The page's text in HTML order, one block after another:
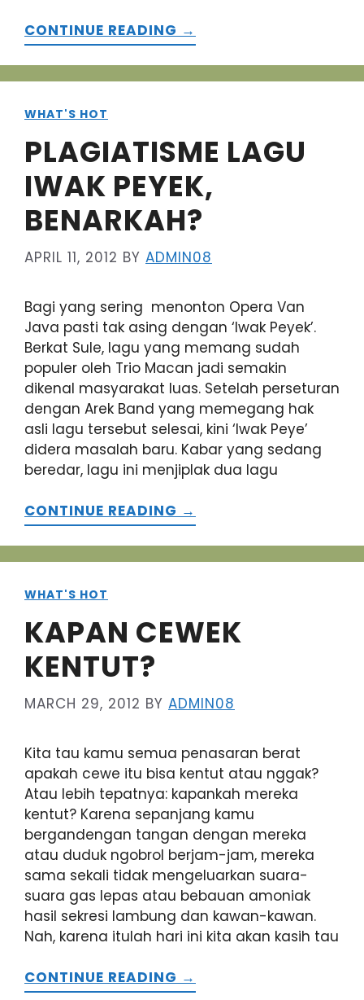
CONTINUE READING →
WHAT'S HOT
PLAGIATISME LAGU
IWAK PEYEK,
BENARKAH?
APRIL 11, 2012 BY ADMIN08
Bagi yang sering menonton Opera Van
Java pasti tak asing dengan ‘Iwak Peyek’.
Berkat Sule, lagu yang memang sudah
populer oleh Trio Macan jadi semakin
dikenal masyarakat luas. Setelah perseturan
dengan Arek Band yang memegang hak
asli lagu tersebut selesai, kini ‘Iwak Peye’
didera masalah baru. Kabar yang sedang
beredar, lagu ini menjiplak dua lagu
CONTINUE READING →
WHAT'S HOT
KAPAN CEWEK
KENTUT?
MARCH 29, 2012 BY ADMIN08
Kita tau kamu semua penasaran berat
apakah cewe itu bisa kentut atau nggak?
Atau lebih tepatnya: kapankah mereka
kentut? Karena sepanjang kamu
bergandengan tangan dengan mereka
atau duduk ngobrol berjam-jam, mereka
sama sekali tidak mengeluarkan suara-
suara gas lepas atau bebauan amoniak
hasil sekresi lambung dan kawan-kawan.
Nah, karena itulah hari ini kita akan kasih tau
CONTINUE READING →